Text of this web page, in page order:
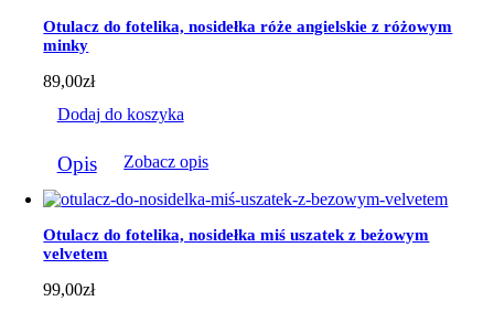
można
wybrać
na
stronie
produktu
Otulacz do fotelika, nosidełka róże angielskie z różowym
minky
89,00zł
Dodaj do koszyka
Opis Zobacz opis
Otulacz do fotelika, nosidełka miś uszatek z beżowym
velvetem
99,00zł